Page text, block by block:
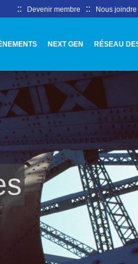
:: Devenir membre :: Nous joindre
NEXT GEN RÉSEAU